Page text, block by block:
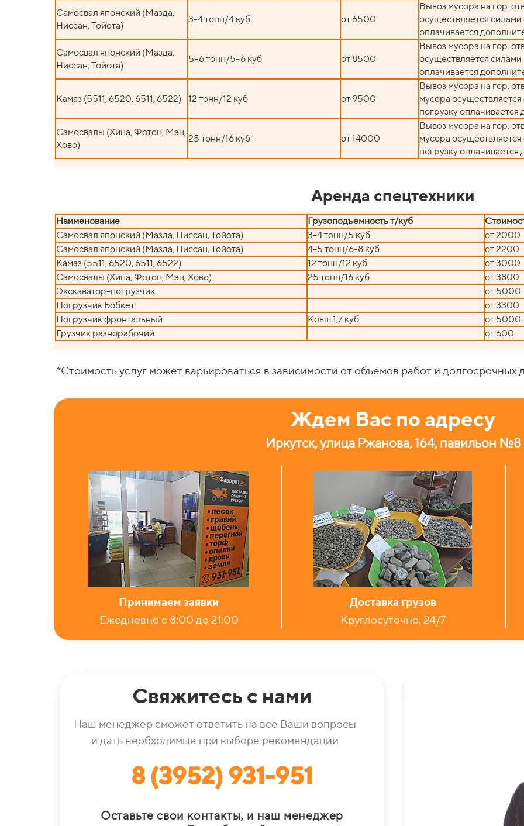
Самосвал японский (Мазда,
Ниссан, Тойота)
3-4 тонн/4 куб от 6500
Вывоз мусора на гор.
осуществляется
оплачивается
Самосвал японский (Мазда,
Ниссан, Тойота)
5-6 тонн/5-6 куб от 8500
Вывоз мусора на гор.
осуществляется
оплачивается
Камаз (5511, 6520, 6511, 6522) 12 тонн/12 куб от 9500
Вывоз мусора на гор.
мусора
погрузку оплачивается
Самосвалы (Хина, Фотон, Мэн,
Хово)
25 тонн/16 куб от 14000
Вывоз мусора на гор.
мусора
погрузку оплачивается
Аренда спецтехники
Наименование Грузоподъемность т/куб
Самосвал японский (Мазда, Ниссан, Тойота)
3-4 тонн/5 куб от 2000
Самосвал японский (Мазда, Ниссан, Тойота)
4-5 тонн/6-8 куб от 2200
Камаз (5511, 6520, 6511, 6522)
12 тонн/12 куб от 3000
Самосвалы (Хина, Фотон, Мэн, Хово)
25 тонн/16 куб от 3800
Экскаватор-погрузчик
от 5000
Погрузчик Бобкет
от 3300
Погрузчик фронтальный
Ковш 1,7 куб от 5000
Грузчик разнорабочий
от 600
*Стоимость услуг может варьироваться в зависимости от объемов работ и долгосрочных
Ждем Вас по адресу
Иркутск, улица Ржанова, 164, павильон №8
Принимаем заявки
Ежедневно с 8:00 до 21:00
Доставка грузов
Круглосуточно, 24/7
Свяжитесь с нами
Наш менеджер сможет ответить на все Ваши вопросы
и дать необходимые при выборе рекомендации
8 (3952) 931-951
Оставьте свои контакты, и наш менеджер